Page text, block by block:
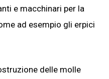
e macchinari per la
ad esempio gli erpici
delle molle